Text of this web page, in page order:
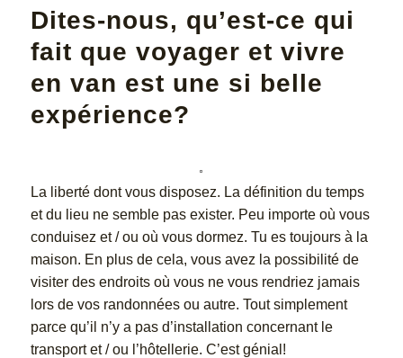
Dites-nous, qu’est-ce qui
fait que voyager et vivre
en van est une si belle
expérience?
La liberté dont vous disposez. La définition du temps
et du lieu ne semble pas exister. Peu importe où vous
conduisez et / ou où vous dormez. Tu es toujours à la
maison. En plus de cela, vous avez la possibilité de
visiter des endroits où vous ne vous rendriez jamais
lors de vos randonnées ou autre. Tout simplement
parce qu’il n’y a pas d’installation concernant le
transport et / ou l’hôtellerie. C’est génial!